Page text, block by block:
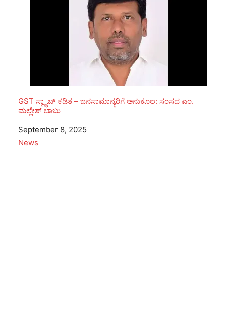
GST ಸ್ಲ್ಯಾಬ್ ಕಡಿತ – ಜನಸಾಮಾನ್ಯರಿಗೆ ಅನುಕೂಲ: ಸಂಸದ ಎಂ.
ಮಲ್ಲೇಶ್ ಬಾಬು
Date
September 8, 2025
In relation to
News